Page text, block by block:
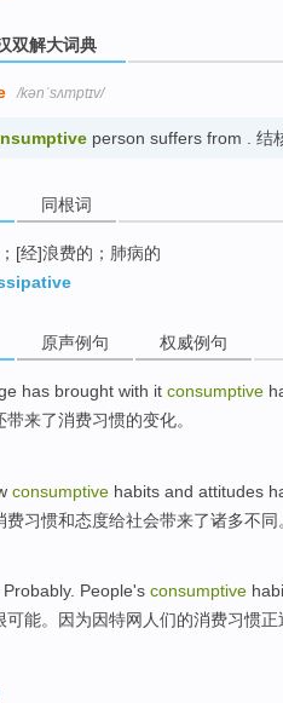
双解大词典
/kənˈsʌmptɪv/
person suffers from . 结
同根词
[经]浪费的；肺病的
原声例句 权威例句
has brought with it consumptive
带来了消费习惯的变化。
consumptive habits and attitudes
费习惯和态度给社会带来了诸多不同
Probably. People's consumptive
可能。 因为因特网 人们的消费习惯正